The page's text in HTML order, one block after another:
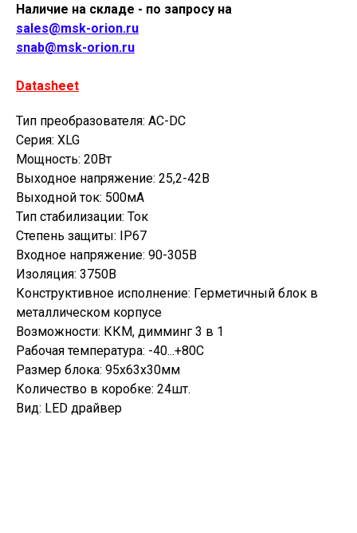
Наличие на складе - по запросу на
sales@msk-orion.ru
snab@msk-orion.ru
Datasheet
Тип преобразователя: AC-DC
Серия: XLG
Мощность: 20Вт
Выходное напряжение: 25,2-42В
Выходной ток: 500мА
Тип стабилизации: Ток
Степень защиты: IP67
Входное напряжение: 90-305В
Изоляция: 3750В
Конструктивное исполнение: Герметичный блок в
металлическом корпусе
Возможности: ККМ, димминг 3 в 1
Рабочая температура: -40...+80С
Размер блока: 95х63х30мм
Количество в коробке: 24шт.
Вид: LED драйвер